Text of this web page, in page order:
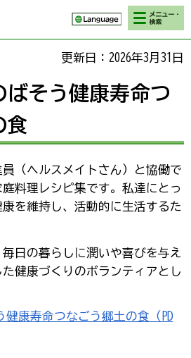
検索・メニ
ュー
更新日：2026年3月31日
ばそう健康寿命つ
食
（ヘルスメイトさん）と協働で
料理レシピ集です。私達にとっ
を維持し、活動的に生活するた
日の暮らしに潤いや喜びを与え
健康づくりのボランティアとし
健康寿命つなごう郷土の食（PD